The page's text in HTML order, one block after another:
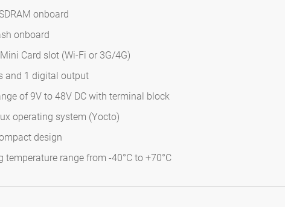
onboard
onboard
Card slot (Wi-Fi or 3G/4G)
and 1 digital output
of 9V to 48V DC with terminal block
operating system (Yocto)
design
temperature range from -40°C to +70°C